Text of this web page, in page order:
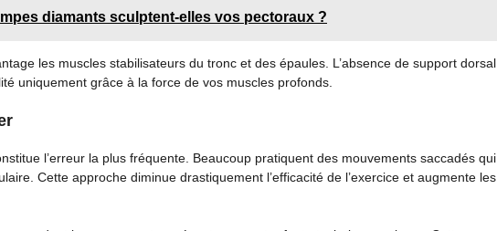
diamants sculptent-elles vos pectoraux ?
les muscles stabilisateurs du tronc et des épaules. L’absence de support dorsal
uniquement grâce à la force de vos muscles profonds.
l’erreur la plus fréquente. Beaucoup pratiquent des mouvements saccadés qui
Cette approche diminue drastiquement l’efficacité de l’exercice et augmente les